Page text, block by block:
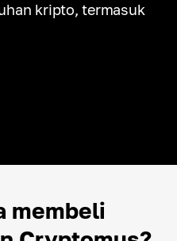
kripto, termasuk
membeli